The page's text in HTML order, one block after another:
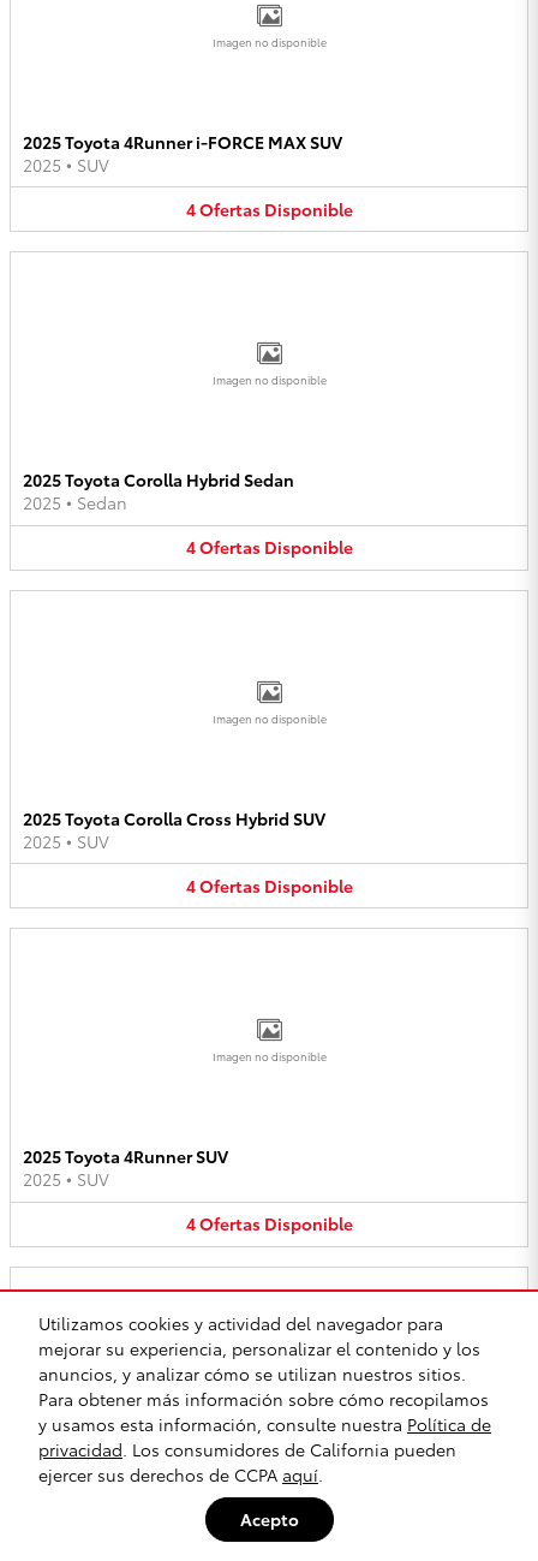
Utilizamos cookies y actividad del navegador para
mejorar su experiencia, personalizar el contenido y los
anuncios, y analizar cómo se utilizan nuestros sitios.
Para obtener más información sobre cómo recopilamos
y usamos esta información, consulte nuestra Política de
privacidad . Los consumidores de California pueden
ejercer sus derechos de CCPA aquí
Acepto
Imagen no disponible
2025 Toyota 4Runner i-FORCE MAX SUV
2025 • SUV
4Ofertas Disponible
Imagen no disponible
2025 Toyota Corolla Hybrid Sedan
2025 • Sedan
4Ofertas Disponible
Imagen no disponible
2025 Toyota Corolla Cross Hybrid SUV
2025 • SUV
4Ofertas Disponible
Imagen no disponible
2025 Toyota 4Runner SUV
2025 • SUV
4Ofertas Disponible
Imagen no disponible